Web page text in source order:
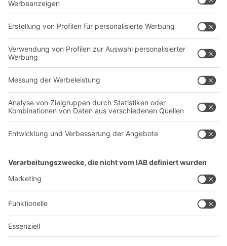
Transportsysteme
Dienstleistungen
Unternehmen
Über uns
Produktionsstandorte
Karriere
Follow us
BIT O
YOUR LIFE.
+49 (6753) 122-922